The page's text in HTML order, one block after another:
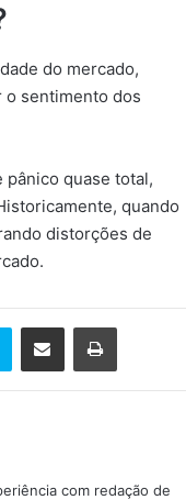
do mercado,
o sentimento dos
quase total,
quando
distorções de
Skype Compartilhar via e-mail Imprimir
com redação de